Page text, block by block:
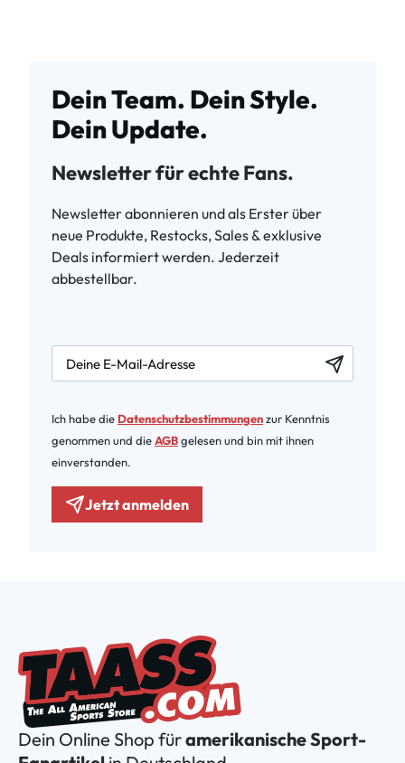
Dein Team. Dein Style.
Dein Update.
Newsletter für echte Fans.
Newsletter abonnieren und als Erster über
neue Produkte, Restocks, Sales & exklusive
Deals informiert werden. Jederzeit
abbestellbar.
newsletter.labelEmail
Ich habe die Datenschutzbestimmungenzur Kenntnis
genommen und dieAGBgelesen und bin mit ihnen
einverstanden.
Jetzt anmelden
Dein Online Shop füramerikanische Sport-